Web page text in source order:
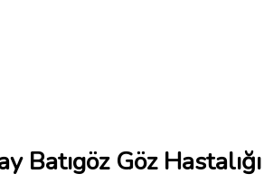
Batıgöz Göz